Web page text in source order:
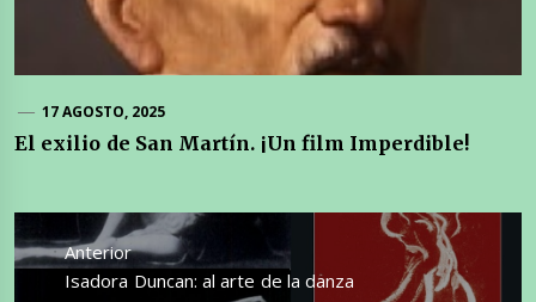
17 AGOSTO, 2025
El exilio de San Martín. ¡Un film Imperdible!
Navegación
de
entradas
Anterior
Entrada
Isadora Duncan: al arte de la danza